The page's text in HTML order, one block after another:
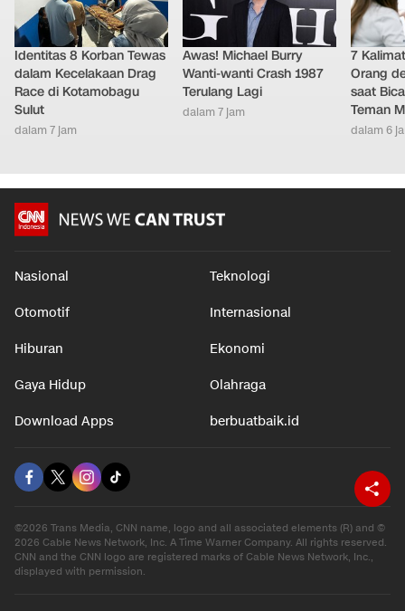
Identitas 8 Korban Tewas
dalam Kecelakaan Drag
Race di Kotamobagu
Sulut
dalam 7 jam
Awas! Michael Burry
Wanti-wanti Crash 1987
Terulang Lagi
dalam 7 jam
7
Orang
saat
Teman
dalam 6
Nasional Teknologi
Otomotif Internasional
Hiburan Ekonomi
Gaya Hidup Olahraga
Download Apps berbuatbaik.id
©2026 Trans Media, CNN name, logo and all associated elements (R) and ©
2026 Cable News Network, Inc. A Time Warner Company. All rights reserved.
CNN and the CNN logo are registered marks of Cable News Network, Inc.,
displayed with permission.